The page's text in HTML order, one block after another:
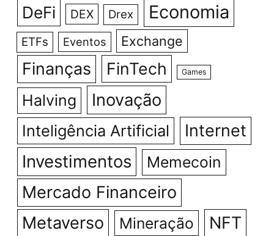
DeFi DEX Drex Economia
ETFs Eventos Exchange
Finanças FinTech Games
Halving Inovação
Inteligência Artificial Internet
Investimentos Memecoin
Mercado Financeiro
Metaverso
Mineração NFT